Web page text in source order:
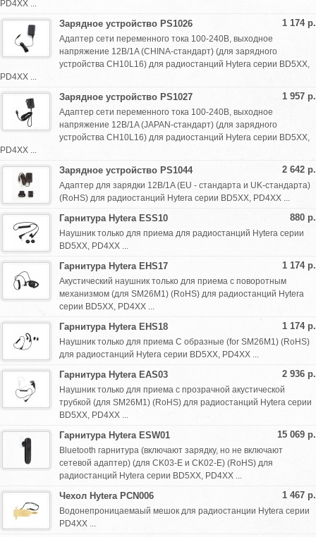
PD4XX ...
1 174 р.
Зарядное устройство PS1026
Адаптер сети переменного тока 100-240В, выходное
напряжение 12В/1A (CHINA-стандарт) (для зарядного
устройства CH10L16) для радиостанций Hytera серии BD5XX,
PD4XX ...
1 957 р.
Зарядное устройство PS1027
Адаптер сети переменного тока 100-240В, выходное
напряжение 12В/1A (JAPAN-стандарт) (для зарядного
устройства CH10L16) для радиостанций Hytera серии BD5XX,
PD4XX ...
2 642 р.
Зарядное устройство PS1044
Адаптер для зарядки 12В/1A (EU - стандарта и UK-стандарта)
(RoHS) для радиостанций Hytera серии BD5XX, PD4XX ...
880 р.
Гарнитура Hytera ESS10
Наушник только для приема для радиостанций Hytera серии
BD5XX, PD4XX ...
1 174 р.
Гарнитура Hytera EHS17
Акустический наушник только для приема с поворотным
механизмом (для SM26M1) (RoHS) для радиостанций Hytera
серии BD5XX, PD4XX ...
1 174 р.
Гарнитура Hytera EHS18
Наушник только для приема C образные (for SM26M1) (RoHS)
для радиостанций Hytera серии BD5XX, PD4XX ...
2 936 р.
Гарнитура Hytera EAS03
Наушник только для приема с прозрачной акустической
трубкой (для SM26M1) (RoHS) для радиостанций Hytera серии
BD5XX, PD4XX ...
15 069 р.
Гарнитура Hytera ESW01
Bluetooth гарнитура (включают зарядку, но не включают
сетевой адаптер) (для CK03-E и CK02-E) (RoHS) для
радиостанций Hytera серии BD5XX, PD4XX ...
1 467 р.
Чехол Hytera PCN006
Водонепроницаемаый мешок для радиостанции Hytera серии
PD4XX ...